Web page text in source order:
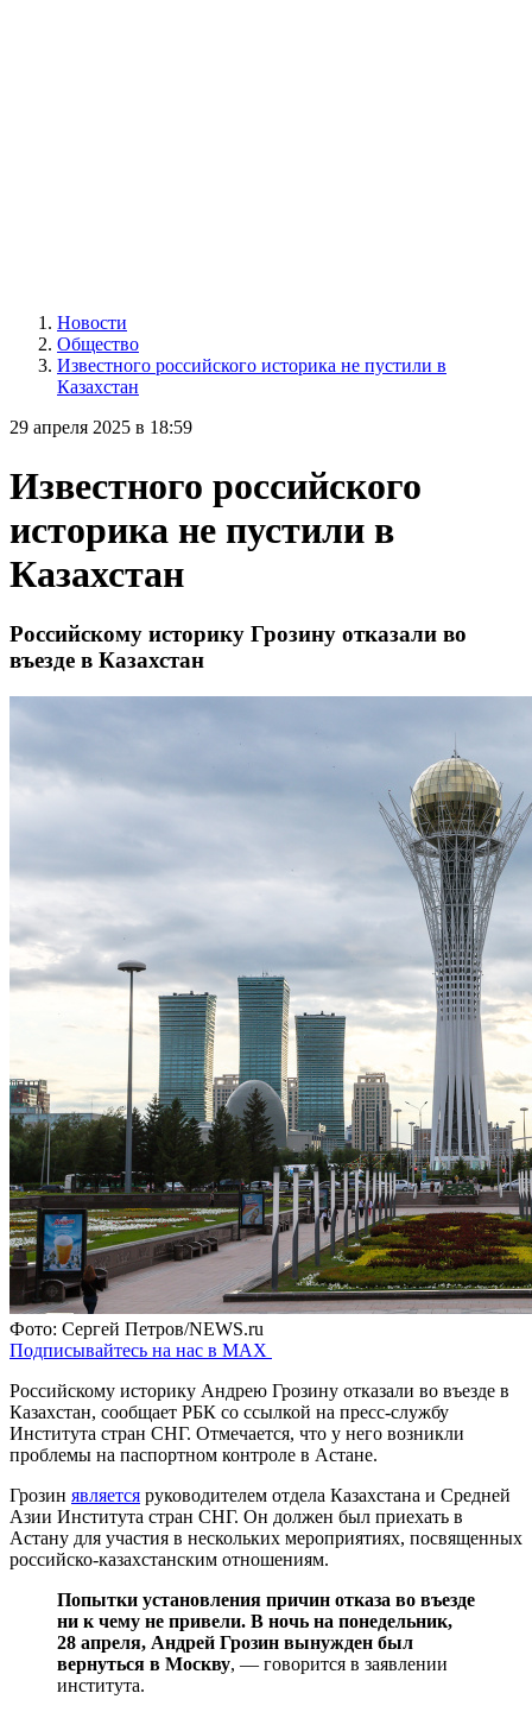
Новости
Общество
Известного российского историка не пустили в
Казахстан
29 апреля 2025 в 18:59
Известного российского
историка не пустили в
Казахстан
Российскому историку Грозину отказали во
въезде в Казахстан
Фото: Сергей Петров/NEWS.ru
Подписывайтесь на нас в MAX
Российскому историку Андрею Грозину отказали во въезде в
Казахстан, сообщает РБК со ссылкой на пресс-службу
Института стран СНГ. Отмечается, что у него возникли
проблемы на паспортном контроле в Астане.
Грозин является руководителем отдела Казахстана и Средней
Азии Института стран СНГ. Он должен был приехать в
Астану для участия в нескольких мероприятиях, посвященных
российско-казахстанским отношениям.
Попытки установления причин отказа во въезде
ни к чему не привели. В ночь на понедельник,
28 апреля, Андрей Грозин вынужден был
вернуться в Москву, — говорится в заявлении
института.